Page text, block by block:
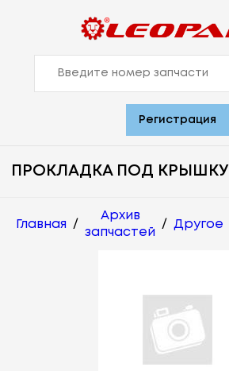
Регистрация
ПРОКЛАДКА ПОД КРЫШКУ
Главная /
Архив
запчастей
/ Другое